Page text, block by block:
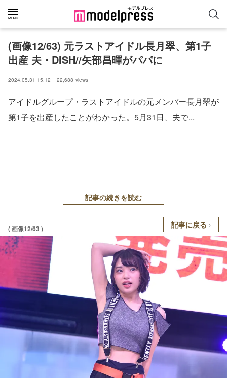
(画像12/63) 元ラストアイドル長月翠、第1子
出産 夫・DISH//矢部昌暉がパパに
2024.05.31 15:12 22,688 views
アイドルグループ・ラストアイドルの元メンバー長月翠が
第1子を出産したことがわかった。5月31日、夫で...
記事の続きを読む
( 画像12/63 ) 記事に戻る